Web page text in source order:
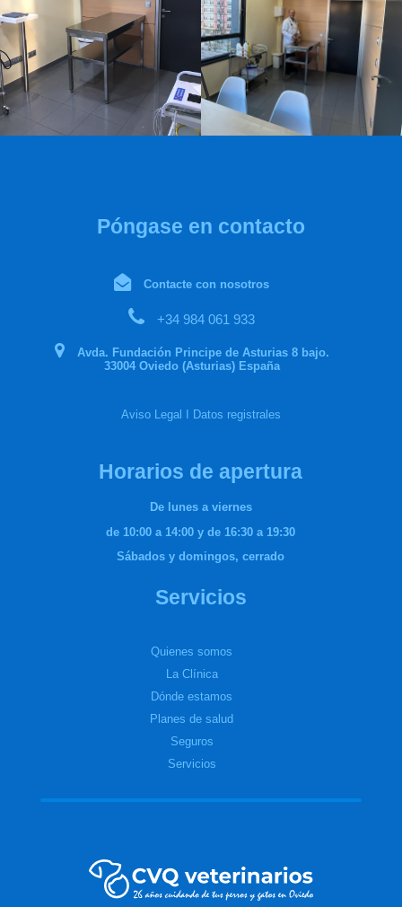
Póngase en contacto
Contacte con nosotros
+34 984 061 933
Avda. Fundación Principe de Asturias 8 bajo.
33004 Oviedo (Asturias) España
Aviso Legal Datos registrales
Horarios de apertura
De lunes a viernes
de 10:00 a 14:00 y de 16:30 a 19:30
Sábados y domingos, cerrado
Servicios
Quienes somos
La Clínica
Dónde estamos
Planes de salud
Seguros
Servicios